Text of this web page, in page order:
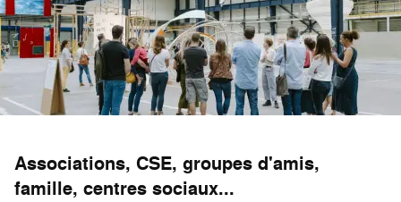
Associations, CSE, groupes d'amis,
famille, centres sociaux...